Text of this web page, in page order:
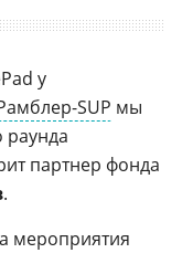
у
SUP мы
раунда
партнер фонда
.
мероприятия